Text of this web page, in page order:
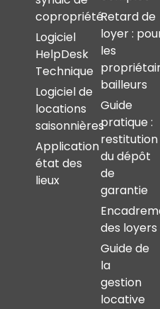
copropriété
Logiciel
HelpDesk
Technique
Logiciel de
locations
saisonnières
Application
état des
lieux
Retard de
loyer :
les
bailleurs
Guide
pratique :
restitution
du dépôt
de
garantie
des loyers
Guide de
la
gestion
locative